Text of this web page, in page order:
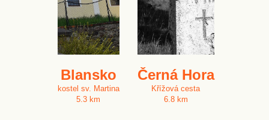
Blansko
kostel sv. Martina
5.3 km
Černá Hora
Křížová cesta
6.8 km